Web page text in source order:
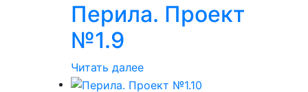
Перила. Проект
№1.9
Читать далее